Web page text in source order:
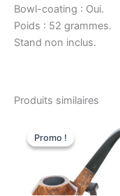
Bowl-coating : Oui.
Poids : 52 grammes.
Stand non inclus.
Produits similaires
Promo !
Promo !